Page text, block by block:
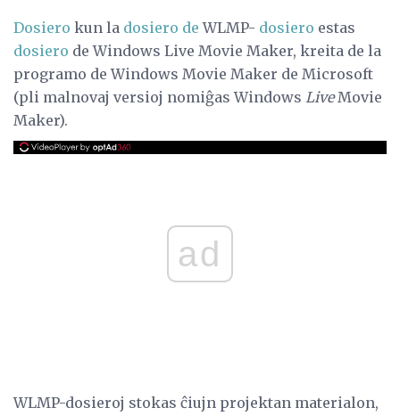
Dosiero kun la dosiero de WLMP- dosiero estas
dosiero de Windows Live Movie Maker, kreita de la
programo de Windows Movie Maker de Microsoft
(pli malnovaj versioj nomiĝas Windows LiveMovie
Maker).
ad
WLMP-dosieroj stokas ĉiujn projektan materialon,